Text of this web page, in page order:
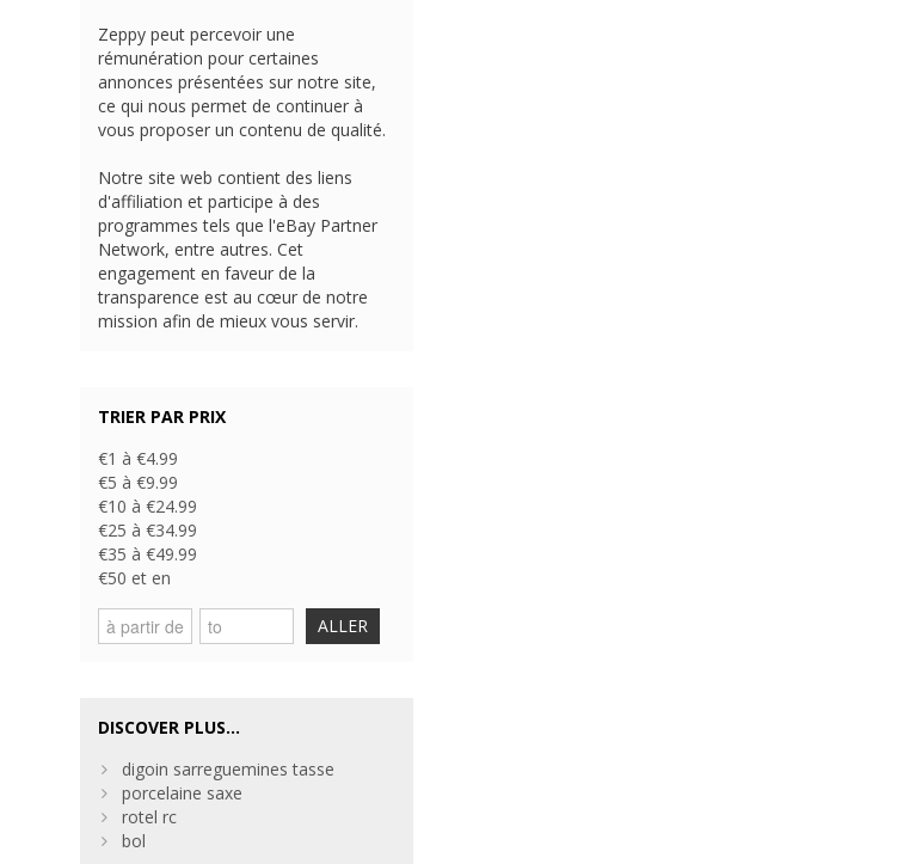
Zeppy peut percevoir une
rémunération pour certaines
annonces présentées sur notre site,
ce qui nous permet de continuer à
vous proposer un contenu de qualité.
Notre site web contient des liens
d'affiliation et participe à des
programmes tels que l'eBay Partner
Network, entre autres. Cet
engagement en faveur de la
transparence est au cœur de notre
mission afin de mieux vous servir.
TRIER PAR PRIX
€1 à €4.99
€5 à €9.99
€10 à €24.99
€25 à €34.99
€35 à €49.99
€50 et en
ALLER
DISCOVER PLUS...
digoin sarreguemines tasse
porcelaine saxe
rotel rc
bol